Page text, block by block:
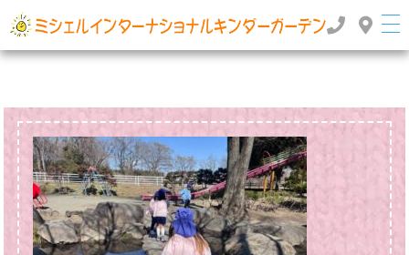
ーガーデン
TOP